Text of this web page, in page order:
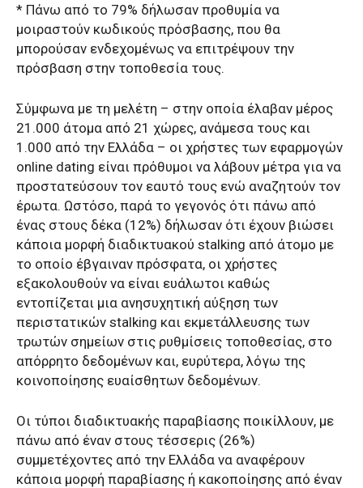
* Πάνω από το 79% δήλωσαν προθυμία να
μοιραστούν κωδικούς πρόσβασης, που θα
μπορούσαν ενδεχομένως να επιτρέψουν την
πρόσβαση στην τοποθεσία τους.
Σύμφωνα με τη μελέτη – στην οποία έλαβαν μέρος
21.000 άτομα από 21 χώρες, ανάμεσα τους και
1.000 από την Ελλάδα – οι χρήστες των εφαρμογών
online dating είναι πρόθυμοι να λάβουν μέτρα για να
προστατεύσουν τον εαυτό τους ενώ αναζητούν τον
έρωτα. Ωστόσο, παρά το γεγονός ότι πάνω από
ένας στους δέκα (12%) δήλωσαν ότι έχουν βιώσει
κάποια μορφή διαδικτυακού stalking από άτομο με
το οποίο έβγαιναν πρόσφατα, οι χρήστες
εξακολουθούν να είναι ευάλωτοι καθώς
εντοπίζεται μια ανησυχητική αύξηση των
περιστατικών stalking και εκμετάλλευσης των
τρωτών σημείων στις ρυθμίσεις τοποθεσίας, στο
απόρρητο δεδομένων και, ευρύτερα, λόγω της
κοινοποίησης ευαίσθητων δεδομένων.
Οι τύποι διαδικτυακής παραβίασης ποικίλλουν, με
πάνω από έναν στους τέσσερις (26%)
συμμετέχοντες από την Ελλάδα να αναφέρουν
κάποια μορφή παραβίασης ή κακοποίησης από έναν